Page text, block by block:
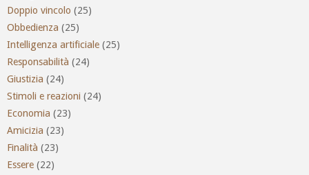
Doppio vincolo (25)
Obbedienza (25)
Intelligenza artificiale (25)
Responsabilità (24)
Giustizia (24)
Stimoli e reazioni (24)
Economia (23)
Amicizia (23)
Finalità (23)
Essere (22)